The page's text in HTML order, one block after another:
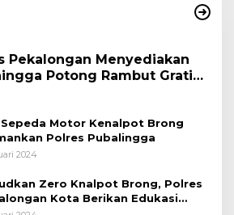
Pekalongan Menyediakan
Potong Rambut Gratis
2025
Motor Kenalpot Brong
Polres Pubalingga
2024
Zero Knalpot Brong, Polres
Kota Berikan Edukasi